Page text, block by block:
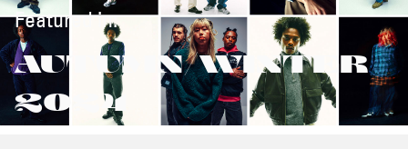
Featured in:
AUTUMN/WINTER
2024